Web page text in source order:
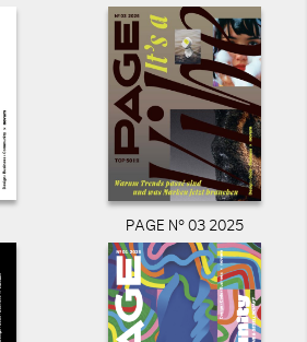
PAGE N° 03 2025